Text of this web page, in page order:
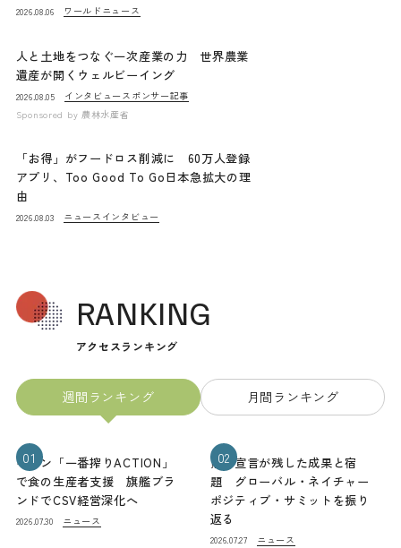
2026.08.06 ワールドニュース
人と土地をつなぐ一次産業の力 世界農業
遺産が開くウェルビーイング
2026.08.05 インタビュー スポンサー記事
Sponsored by 農林水産省
「お得」がフードロス削減に 60万人登録
アプリ、Too Good To Go日本急拡大の理
由
2026.08.03 ニュース インタビュー
RANKING
アクセスランキング
週間ランキング 月間ランキング
01
キリン「一番搾りACTION」
で食の生産者支援 旗艦ブラ
ンドでCSV経営深化へ
2026.07.30 ニュース
02
熊本宣言が残した成果と宿
題 グローバル・ネイチャー
ポジティブ・サミットを振り
返る
2026.07.27 ニュース